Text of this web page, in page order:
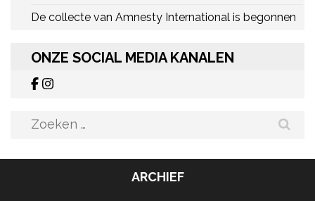
De collecte van Amnesty International is begonnen
ONZE SOCIAL MEDIA KANALEN
Zoeken
ARCHIEF